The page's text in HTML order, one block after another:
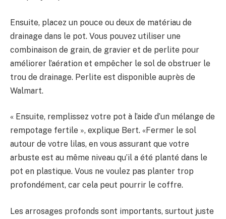
Ensuite, placez un pouce ou deux de matériau de
drainage dans le pot. Vous pouvez utiliser une
combinaison de grain, de gravier et de perlite pour
améliorer l’aération et empêcher le sol de obstruer le
trou de drainage. Perlite est disponible auprès de
Walmart.
« Ensuite, remplissez votre pot à l’aide d’un mélange de
rempotage fertile », explique Bert. «Fermer le sol
autour de votre lilas, en vous assurant que votre
arbuste est au même niveau qu’il a été planté dans le
pot en plastique. Vous ne voulez pas planter trop
profondément, car cela peut pourrir le coffre.
Les arrosages profonds sont importants, surtout juste